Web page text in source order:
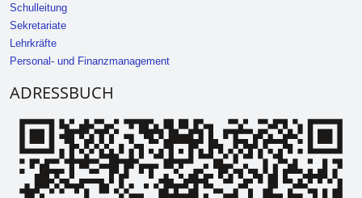
Schulleitung
Sekretariate
Lehrkräfte
Personal- und Finanzmanagement
ADRESSBUCH